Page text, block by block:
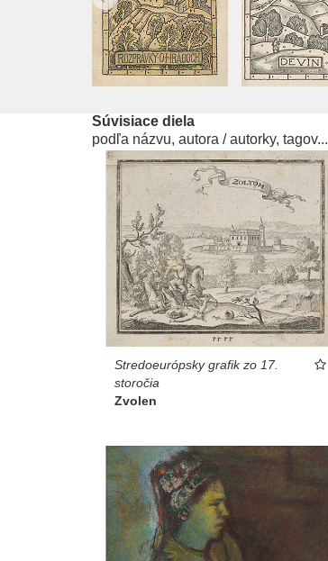
Súvisiace diela
podľa názvu, autora / autorky, tagov...
Stredoeurópsky grafik zo 17.
storočia
Zvolen